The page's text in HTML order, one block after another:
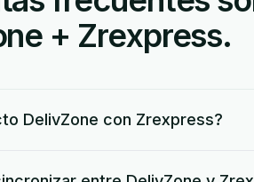
+ Zrexpress.
DelivZone con Zrexpress?